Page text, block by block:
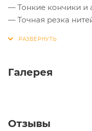
— Тонкие кончики и
— Точная резка
Галерея
Отзывы